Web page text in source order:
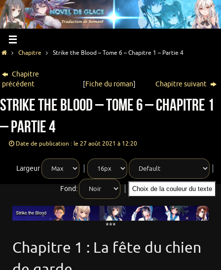
Chapitre Strike the Blood – Tome 6 – Chapitre 1 – Partie 4
Chapitre
précédent
[Fiche du roman] Chapitre suivant
Strike the Blood – Tome 6 – Chapitre 1
– Partie 4
Date de publication : le 27 août 2021 à 12:20
Largeur
Fond: Choix de la couleur du texte
***
Chapitre 1 : La fête du chien